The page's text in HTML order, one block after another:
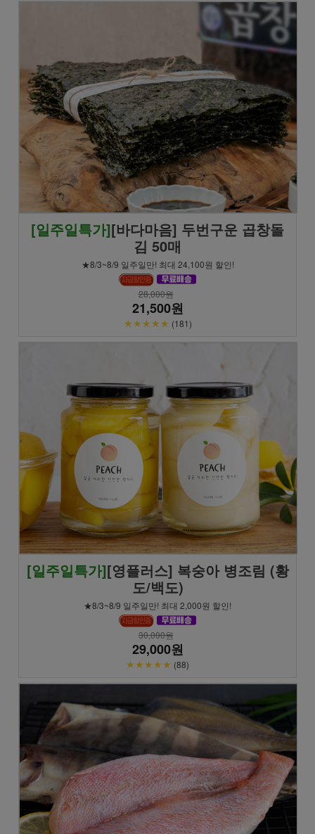
[일주일특가][바다마음] 두번구운 곱창돌
김 50매
★8/3~8/9 일주일만! 최대 24,100원 할인!
28,000원
21,500원
★★★★★ (181)
[일주일특가][영플러스] 복숭아 병조림 (황
도/백도)
★8/3~8/9 일주일만! 최대 2,000원 할인!
30,000원
29,000원
★★★★★ (88)